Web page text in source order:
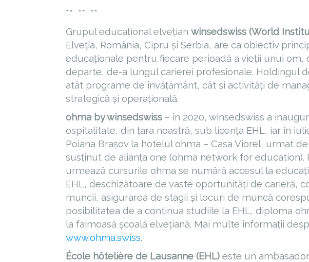
** ** **
Grupul educațional elvețian winsedswiss (World
Elveția, România, Cipru și Serbia, are ca obiectiv
educaționale pentru fiecare perioadă a vieții unui om,
departe, de-a lungul carierei profesionale. Holdingul
atât programe de învățământ, cât și activități de
strategică și operațională.
ohma by winsedswiss – în 2020, winsedswiss a
ospitalitate, din țara noastră, sub licența EHL, iar în
Poiana Brașov la hotelul ohma – Casa Viorel, urmat
susținut de alianța one (ohma network for
urmează cursurile ohma se numără accesul la
EHL, deschizătoare de vaste oportunități de carieră,
muncii, asigurarea de stagii și locuri de muncă
posibilitatea de a continua studiile la EHL, diploma
la faimoasă școală elvețiană. Mai multe informații
www.ohma.swiss.
École hôtelière de Lausanne (EHL) este un